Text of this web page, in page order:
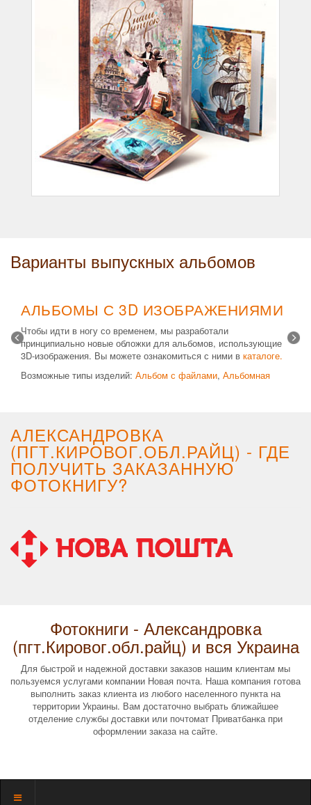
Варианты выпускных альбомов
АЛЬБОМЫ С 3D ИЗОБРАЖЕНИЯМИ
Чтобы идти в ногу со временем, мы разработали
принципиально новые обложки для альбомов, использующие
3D-изображения. Вы можете ознакомиться с ними в каталоге.
Возможные типы изделий: Альбом с файлами, Альбомная
АЛЕКСАНДРОВКА
(ПГТ.КИРОВОГ.ОБЛ.РАЙЦ) - ГДЕ
ПОЛУЧИТЬ ЗАКАЗАННУЮ
ФОТОКНИГУ?
Фотокниги - Александровка
(пгт.Кировог.обл.райц) и вся Украина
Для быстрой и надежной доставки заказов нашим клиентам мы
пользуемся услугами компании Новая почта. Наша компания готова
выполнить заказ клиента из любого населенного пункта на
территории Украины. Вам достаточно выбрать ближайшее
отделение службы доставки или почтомат Приватбанка при
оформлении заказа на сайте.
Показать